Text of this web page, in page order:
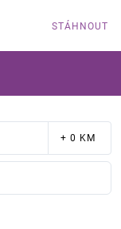
STÁHNOUT
+ 0 KM